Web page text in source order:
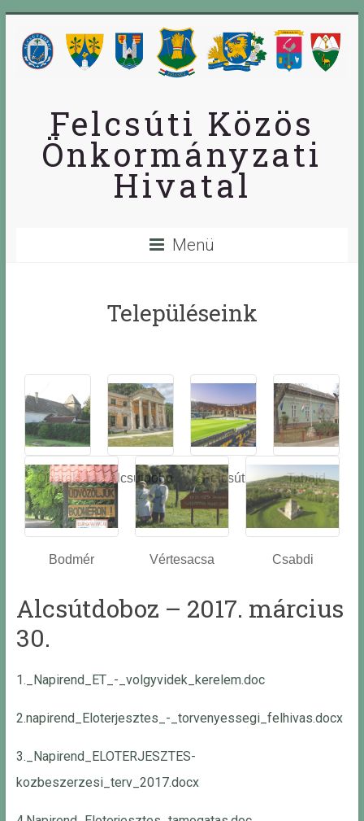
Felcsúti Közös
Önkormányzati
Hivatal
Menü
Településeink
Óbarok
Alcsútdobo
z
Felcsút Tabajd
Bodmér Vértesacsa Csabdi
Alcsútdoboz – 2017. március
30.
1._Napirend_ET_-_volgyvidek_kerelem.doc
2.napirend_Eloterjesztes_-_torvenyessegi_felhivas.docx
3._Napirend_ELOTERJESZTES-
kozbeszerzesi_terv_2017.docx